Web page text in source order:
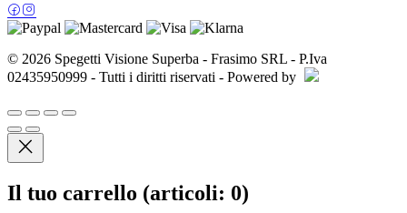
© 2026 Spegetti Visione Superba - Frasimo SRL - P.Iva
02435950999 - Tutti i diritti riservati - Powered by
Il tuo carrello (articoli: 0)